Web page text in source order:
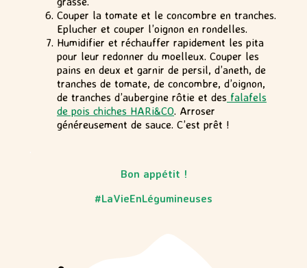
Couper la tomate et le concombre en tranches.
Eplucher et couper l’oignon en rondelles.
Humidifier et réchauffer rapidement les pita
pour leur redonner du moelleux. Couper les
pains en deux et garnir de persil, d’aneth, de
tranches de tomate, de concombre, d’oignon,
de tranches d’aubergine rôtie et des falafels
de pois chiches HARi&CO. Arroser
généreusement de sauce. C’est prêt !
Bon appétit !
#LaVieEnLégumineuses